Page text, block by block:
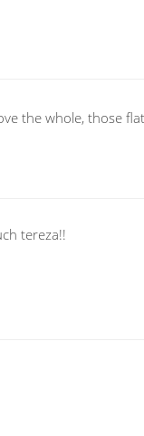
the whole, those
tereza!!